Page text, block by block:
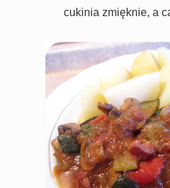
cukinia zmięknie, a